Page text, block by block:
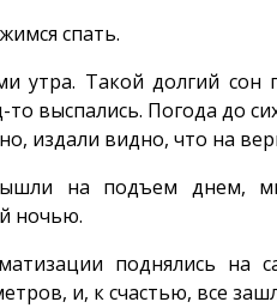
спать.
утра. Такой долгий
выспались. Погода до
издали видно, что на
на подъем днем,
ночью.
поднялись
и, к счастью, все